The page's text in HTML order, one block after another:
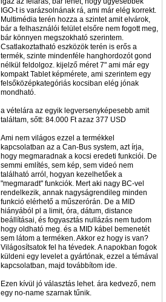
IGO-t is varázsolnának rá, ami már elég korrekt.
Multimédia terén hozza a szintet amit elvárok,
bár a felhasználói felület elsőre nem fogott meg,
bár könnyen megszokható szerintem.
Csatlakoztatható eszközök terén is erős a
termék, szinte mindenféle hanghordozót gond
nélkül feldolgoz. kijelző méret 7" ami már egy
kompakt Tablet képmérete, ami szerintem egy
felsőközépkategóriás kocsiban elég jónak
mondható.
a vételára az egyik legversenyképesebb amit
találtam, sőtt: 84.000 Ft azaz 377 USD
Ami nem világos ezzel a termékkel
kapcsolatban az a Can-Bus system, azt írja,
hogy megmaradnak a kocsi eredeti funkciói. De
semmi említés, sem kép, sem videó nem
található arról, hogyan kezelhetőek a
"megmaradt" funkciók. Mert aki nagy BC-vel
rendelkezik, annak nagyságrendileg minden
funkció elérhető a műszerórán. De a MID
hiányából pl a limit, óra, dátum, distance
beállításai, és fogyasztás nullázás nem tudom
hogy oldható meg. és a MID kábel bemenetét
sem látom a terméken. Akkor ez hogy is van?
Világosítsatok fel ha tévedek. A napokban fogok
küldeni egy levelet a gyártónak, ezzel a témával
kapcsolatban, majd továbbítom ide.
Ezen kívül jó választás lehet. ára kedvező, nem
egy no-name szarnak tűnik.